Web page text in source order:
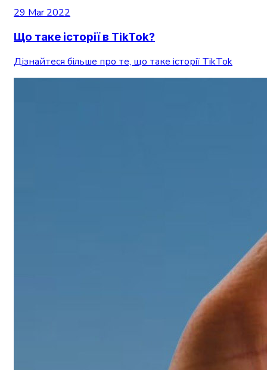
29 Mar 2022
Що таке історії в TikTok?
Дізнайтеся більше про те, що таке історії TikTok